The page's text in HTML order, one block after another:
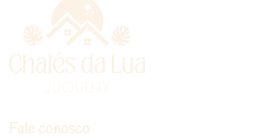
Fale conosco